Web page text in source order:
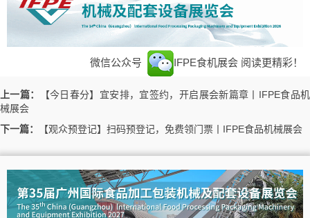
微信公众号 IFPE食机展会 阅读更精彩！
上一篇：
【今日春分】宜安排，宜签约，开启展会新篇章丨IFPE食品机
械展会
下一篇：
【观众预登记】扫码预登记，免费领门票丨IFPE食品机械展会